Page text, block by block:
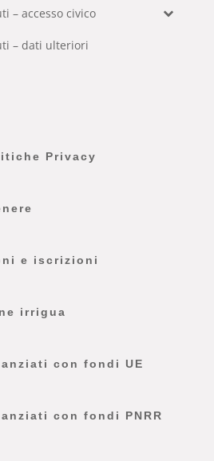
– accesso civico
– dati ulteriori
Privacy
e iscrizioni
irrigua
con fondi UE
con fondi PNRR